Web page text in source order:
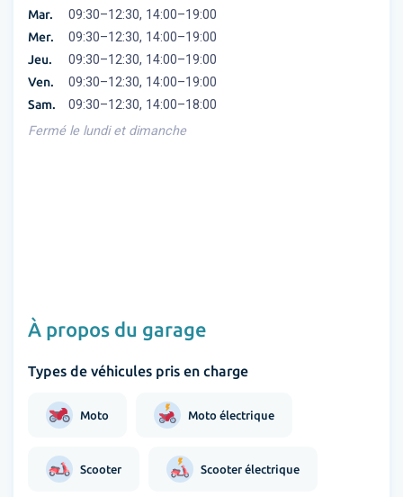
Mar. 09:30–12:30, 14:00–19:00
Mer. 09:30–12:30, 14:00–19:00
Jeu. 09:30–12:30, 14:00–19:00
Ven. 09:30–12:30, 14:00–19:00
Sam.
09:30–12:30, 14:00–18:00
Fermé le lundi et dimanche
À propos du garage
Types de véhicules pris en charge
Moto Moto électrique
Scooter Scooter électrique